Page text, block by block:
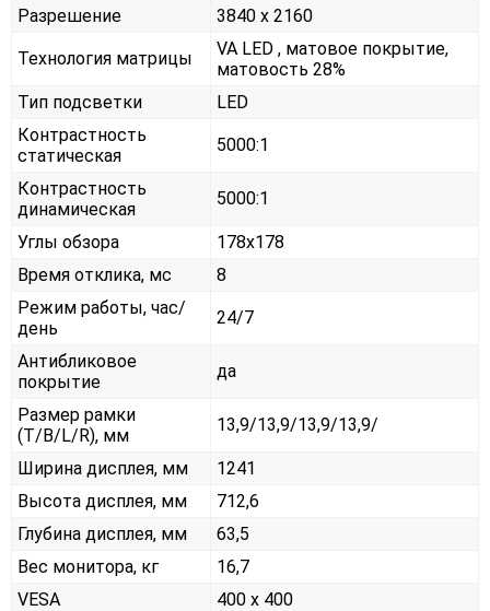
Разрешение
3840 x 2160
Технология матрицы
VA LED , матовое покрытие,
матовость 28%
Тип подсветки
LED
Контрастность
статическая
5000:1
Контрастность
динамическая
5000:1
Углы обзора
178x178
Время отклика, мс
8
Режим работы, час/
день
24/7
Антибликовое
покрытие
да
Размер рамки
(T/B/L/R), мм
13,9/13,9/13,9/13,9/
Ширина дисплея, мм
1241
Высота дисплея, мм
712,6
Глубина дисплея, мм
63,5
Вес монитора, кг
16,7
VESA
400 x 400